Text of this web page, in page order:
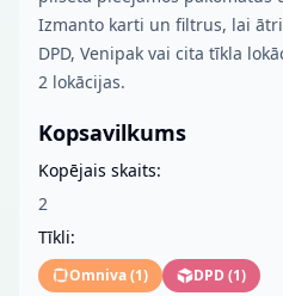
Izmanto karti un filtrus, lai
DPD, Venipak vai cita tīkla
2 lokācijas.
Kopsavilkums
Kopējais skaits:
2
Tīkli:
Omniva(1) DPD(1)